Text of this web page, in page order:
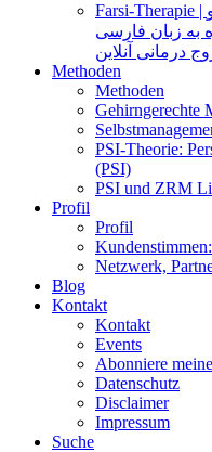
Farsi-Therapie | مشاوره و روانکاوی برای زوجین و
به زبان فارسی
درمانی آنلاین
Methoden
Methoden
Gehirngerechte
PSI-Theorie:
(PSI)
PSI und ZRM
Profil
Profil
Netzwerk,
Blog
Kontakt
Kontakt
Events
Abonniere
Datenschutz
Disclaimer
Impressum
Suche